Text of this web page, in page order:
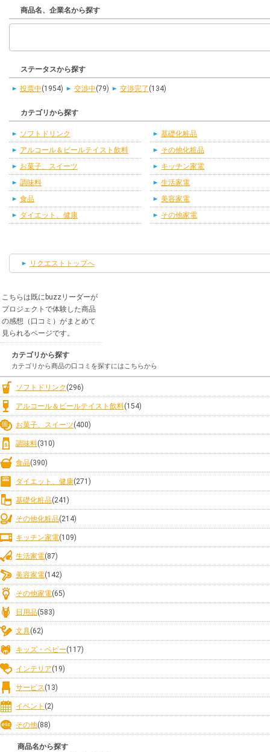
商品名、企業名から探す
ステータスから探す
投票中(1954) 交渉中(79) 交渉完了 (134)
カテゴリから探す
ソフトドリンク
アルコール＆ビールテイスト飲料
お菓子、スイーツ
調味料
食品
ダイエット、健康
基礎化粧品
その他化粧品
キッチン家電
生活家電
美容家電
その他家電
リクエストトップへ
こちらは既にbuzzリーダーが
プロジェクトで体験した商品
の感想（口コミ）がまとめて
見られるページです。
カテゴリから探す
カテゴリから商品の口コミを探すにはこちらから
ソフトドリンク (296)
アルコール＆ビールテイスト飲料(154)
お菓子、スイーツ(400)
調味料(310)
食品(390)
ダイエット、健康(271)
基礎化粧品(241)
その他化粧品(214)
キッチン家電(109)
生活家電(87)
美容家電(142)
その他家電(65)
日用品(583)
文具(62)
キッズ・ベビー(117)
インテリア(19)
サービス (13)
イベント (2)
その他(88)
商品名から探す